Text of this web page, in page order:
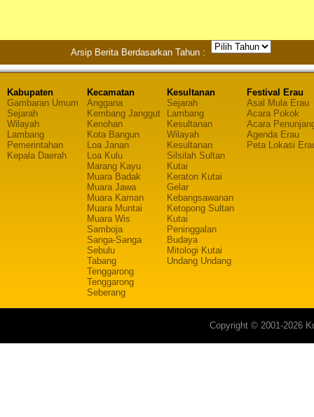
Arsip Berita Berdasarkan Tahun :
Kabupaten
Gambaran Umum
Sejarah
Wilayah
Lambang
Pemerintahan
Kepala Daerah
Kecamatan
Anggana
Kembang Janggut
Kenohan
Kota Bangun
Loa Janan
Loa Kulu
Marang Kayu
Muara Badak
Muara Jawa
Muara Kaman
Muara Muntai
Muara Wis
Samboja
Sanga-Sanga
Sebulu
Tabang
Tenggarong
Tenggarong
Seberang
Kesultanan
Sejarah
Lambang
Kesultanan
Wilayah
Kesultanan
Silsilah Sultan
Kutai
Keraton Kutai
Gelar
Kebangsawanan
Ketopong Sultan
Kutai
Peninggalan
Budaya
Mitologi Kutai
Undang Undang
Festival Erau
Asal Mula Erau
Acara Pokok
Acara
Agenda Erau
Peta Lokasi
Copyright © 2001-2026